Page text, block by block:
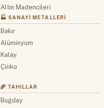
Altın Madencileri
🏭 SANAYI METALLERI
Bakır
Alüminyum
Kalay
Çinko
🌾 TAHILLAR
Buğday